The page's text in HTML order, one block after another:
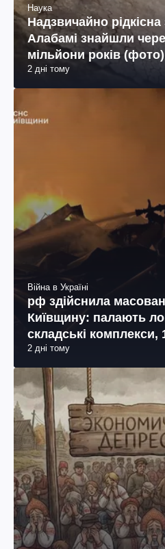
Наука
Надзвичайно рідкісна
Алабамі знайшли
мільйони років (фото)
2 дні тому
Війна в Україні
рф здійснила
Київщину: палають
складські комплекси,
поранених (фото,
2 дні тому